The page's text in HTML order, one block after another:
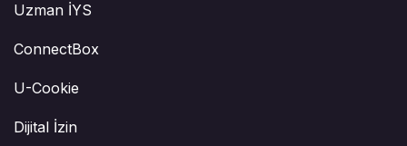
Uzman İYS
ConnectBox
U-Cookie
Dijital İzin